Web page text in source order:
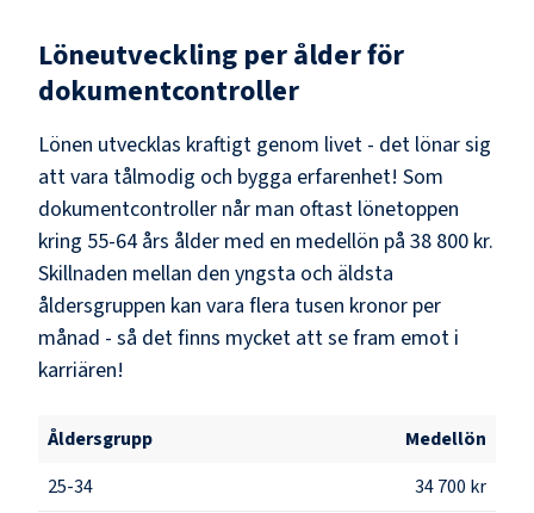
Löneutveckling per ålder för
dokumentcontroller
Lönen utvecklas kraftigt genom livet - det lönar sig
att vara tålmodig och bygga erfarenhet! Som
dokumentcontroller når man oftast lönetoppen
kring 55-64 års ålder med en medellön på 38 800 kr.
Skillnaden mellan den yngsta och äldsta
åldersgruppen kan vara flera tusen kronor per
månad - så det finns mycket att se fram emot i
karriären!
Åldersgrupp
Medellön
25-34
34 700 kr